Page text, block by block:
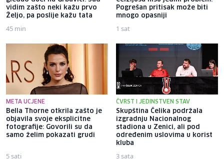
vidim zašto neki kažu prvo
Željo, pa poslije kažu tata
45 min
Pogrešan pritisak može biti
mnogo opasniji
1 sat
META UCJENE
Bella Thorne otkrila zašto je
objavila svoje eksplicitne
fotografije: Govorili su da
samo želim pokazati grudi
5 sati
ČVRST I JEDINSTVEN STAV
Skupština Čelika podržala
izgradnju Nacionalnog
stadiona u Zenici, ali pod
određenim uslovima u korist
kluba
3 sata